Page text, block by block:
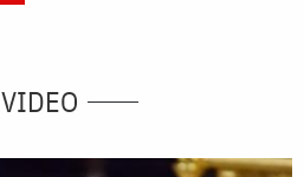
VIDEO